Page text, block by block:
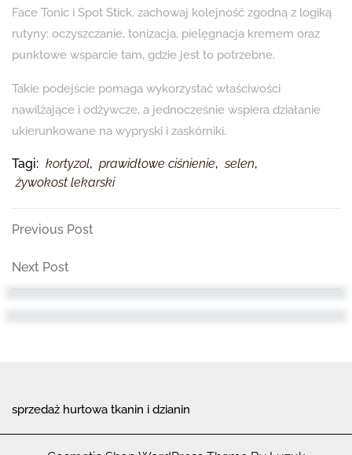
Face Tonic i Spot Stick, zachowaj kolejność zgodną z logiką
rutyny: oczyszczanie, tonizacja, pielęgnacja kremem oraz
punktowe wsparcie tam, gdzie jest to potrzebne.
Takie podejście pomaga wykorzystać właściwości
nawilżające i odżywcze, a jednocześnie wspiera działanie
ukierunkowane na wypryski i zaskórniki.
Tagi: kortyzol, prawidłowe ciśnienie, selen,
żywokost lekarski
Nawigacja
wpisu
Previous
Previous Post
Next
Next Post
sprzedaż hurtowa tkanin i dzianin